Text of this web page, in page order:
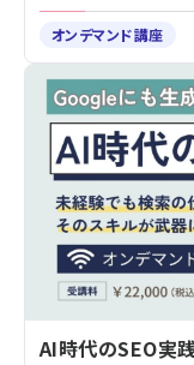
オンデマンド講座
AI時代のSEO実